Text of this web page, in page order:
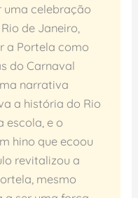
uma celebração
de Janeiro,
a Portela como
do Carnaval
narrativa
a história do Rio
escola, e o
hino que ecoou
revitalizou a
mesmo